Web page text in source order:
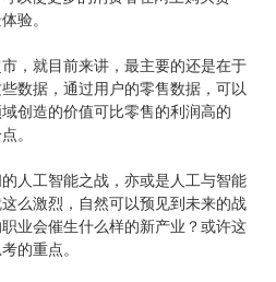
验。
，就目前来讲，最主要的还是在于
数据，通过用户的零售数据，可以
创造的价值可比零售的利润高的
。
人工智能之战，亦或是人工与智能
么激烈，自然可以预见到未来的战
业会催生什么样的新产业？或许这
的重点。